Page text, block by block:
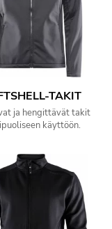
TAKIT
ja hengittävät takit
käyttöön.